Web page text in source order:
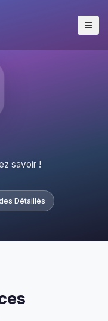
savoir !
Détaillés